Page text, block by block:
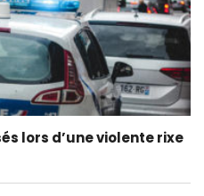
lors d’une violente rixe